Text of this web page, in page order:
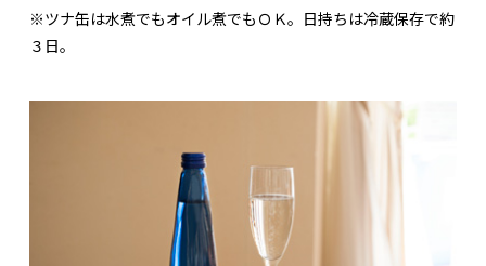
※ツナ缶は水煮でもオイル煮でもＯＫ。日持ちは冷蔵保存で約
３日。